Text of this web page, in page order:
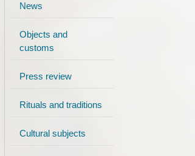
News
Objects and
customs
Press review
Rituals and traditions
Cultural subjects